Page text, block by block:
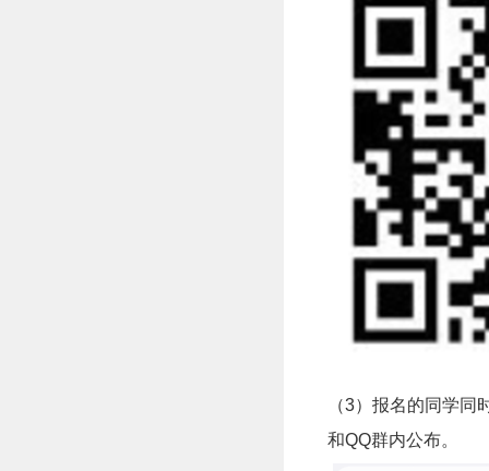
（3）报名的同学
和QQ群内公布。